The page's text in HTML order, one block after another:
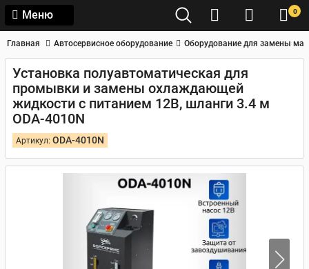
Меню 0
Главная Автосервисное оборудование Оборудование для замены
Установка полуавтоматическая для
промывки и замены охлаждающей
жидкости с питанием 12В, шланги 3.4 м
ODA-4010N
Артикул: ODA-4010N